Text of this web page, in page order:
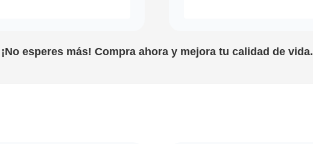
¡No esperes más! Compra ahora y mejora tu calidad de vida.